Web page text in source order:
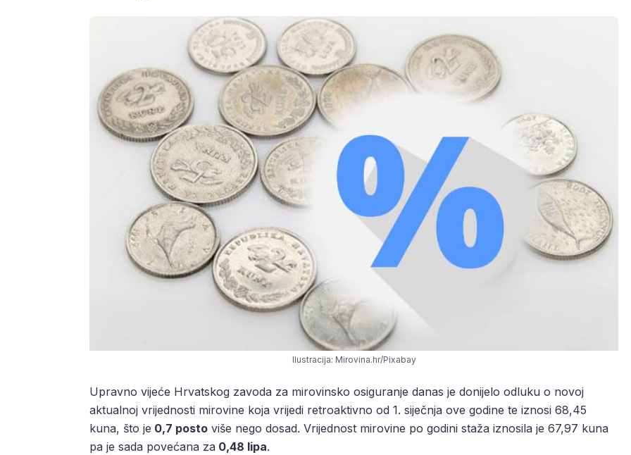
Ilustracija: Mirovina.hr/Pixabay
Upravno vijeće Hrvatskog zavoda za mirovinsko osiguranje danas je donijelo odluku o novoj
aktualnoj vrijednosti mirovine koja vrijedi retroaktivno od 1. siječnja ove godine te iznosi 68,45
kuna, što je 0,7 posto više nego dosad. Vrijednost mirovine po godini staža iznosila je 67,97 kuna
pa je sada povećana za 0,48 lipa.